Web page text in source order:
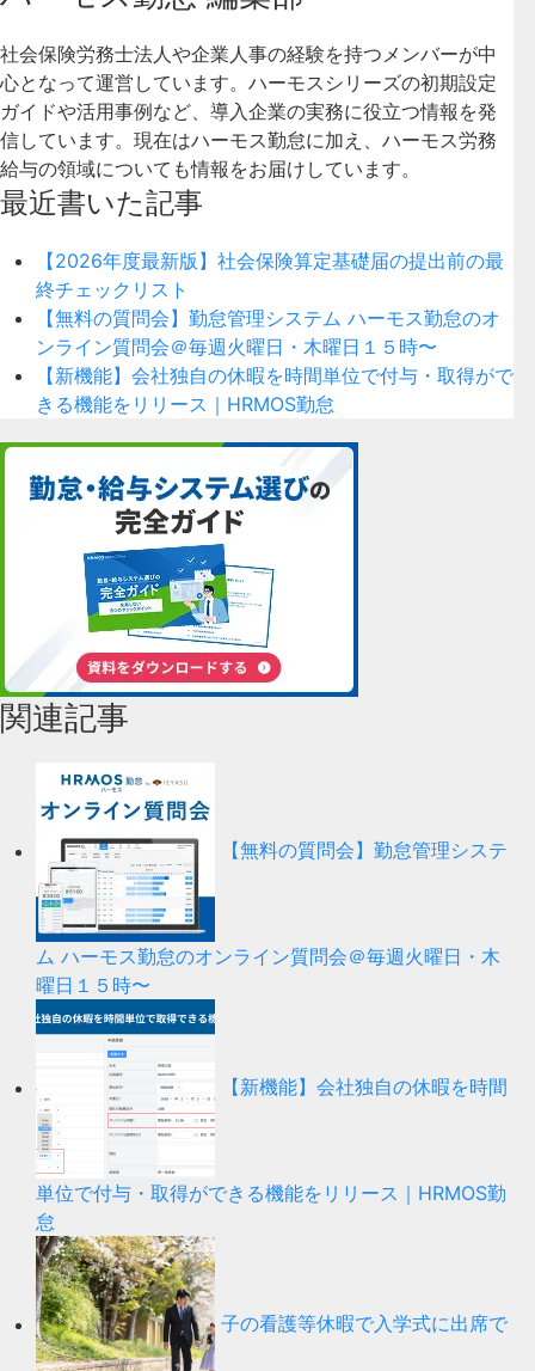
社会保険労務士法人や企業人事の経験を持つメンバーが中
心となって運営しています。ハーモスシリーズの初期設定
ガイドや活用事例など、導入企業の実務に役立つ情報を発
信しています。現在はハーモス勤怠に加え、ハーモス労務
給与の領域についても情報をお届けしています。
最近書いた記事
【2026年度最新版】社会保険算定基礎届の提出前の最
終チェックリスト
【無料の質問会】勤怠管理システム ハーモス勤怠のオ
ンライン質問会＠毎週火曜日・木曜日１５時〜
【新機能】会社独自の休暇を時間単位で付与・取得がで
きる機能をリリース｜HRMOS勤怠
関連記事
【無料の質問会】勤怠管理システ
ム ハーモス勤怠のオンライン質問会＠毎週火曜日・木
曜日１５時〜
【新機能】会社独自の休暇を時間
単位で付与・取得ができる機能をリリース｜HRMOS勤
怠
子の看護等休暇で入学式に出席で